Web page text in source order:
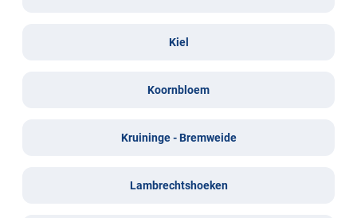
Kiel
Koornbloem
Kruininge - Bremweide
Lambrechtshoeken